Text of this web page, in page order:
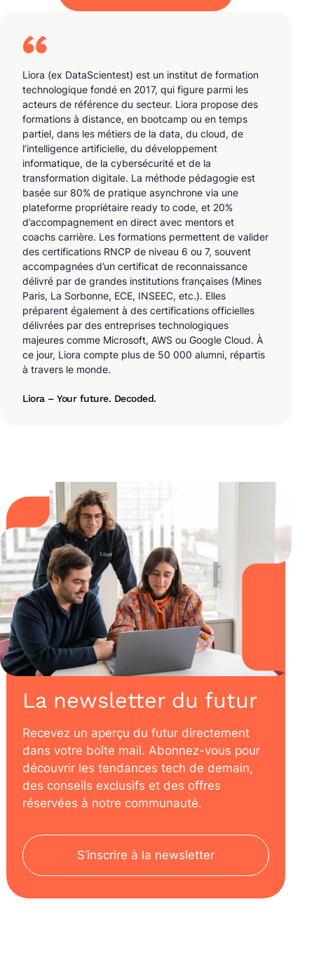
Liora (ex DataScientest) est un institut de formation
technologique fondé en 2017, qui figure parmi les
acteurs de référence du secteur. Liora propose des
formations à distance, en bootcamp ou en temps
partiel, dans les métiers de la data, du cloud, de
l’intelligence artificielle, du développement
informatique, de la cybersécurité et de la
transformation digitale. La méthode pédagogie est
basée sur 80% de pratique asynchrone via une
plateforme propriétaire ready to code, et 20%
d’accompagnement en direct avec mentors et
coachs carrière. Les formations permettent de valider
des certifications RNCP de niveau 6 ou 7, souvent
accompagnées d’un certificat de reconnaissance
délivré par de grandes institutions françaises (Mines
Paris, La Sorbonne, ECE, INSEEC, etc.). Elles
préparent également à des certifications officielles
délivrées par des entreprises technologiques
majeures comme Microsoft, AWS ou Google Cloud. À
ce jour, Liora compte plus de 50 000 alumni, répartis
à travers le monde.
Liora – Your future. Decoded.
La newsletter du futur
Recevez un aperçu du futur directement
dans votre boîte mail. Abonnez-vous pour
découvrir les tendances tech de demain,
des conseils exclusifs et des offres
réservées à notre communauté.
S’inscrire à la newsletter